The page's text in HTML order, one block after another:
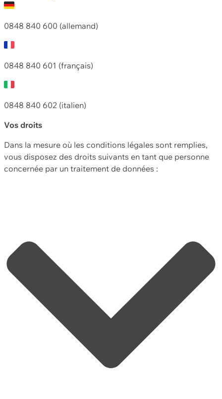
0848 840 600 (allemand)
0848 840 601 (français)
0848 840 602 (italien)
Vos droits
Dans la mesure où les conditions légales sont remplies,
vous disposez des droits suivants en tant que personne
concernée par un traitement de données :